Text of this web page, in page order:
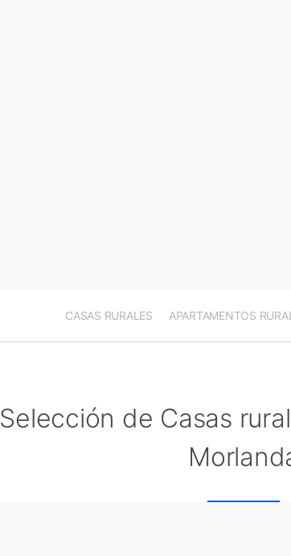
CASAS RURALES APARTAMENTOS
Selección de Casas